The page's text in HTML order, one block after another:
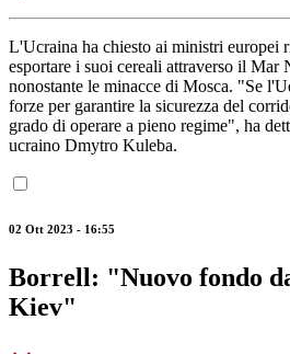
L'Ucraina ha chiesto ai ministri europei
esportare i suoi cereali attraverso il Mar
nonostante le minacce di Mosca. "Se
forze per garantire la sicurezza del
grado di operare a pieno regime", ha
ucraino Dmytro Kuleba.
02 Ott 2023 - 16:55
Borrell: "Nuovo fondo
Kiev"